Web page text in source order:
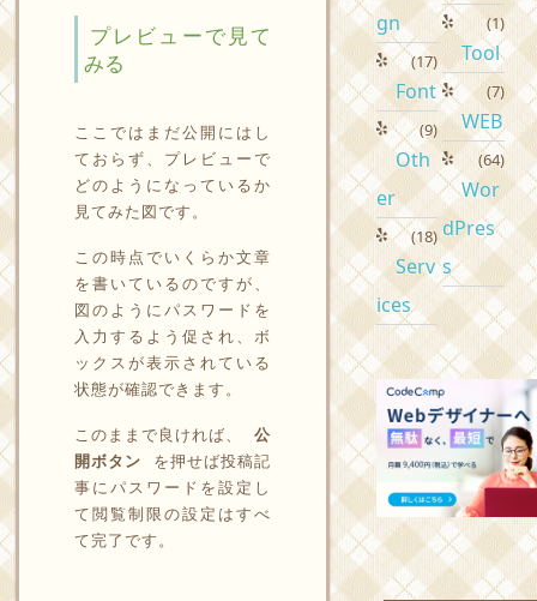
プレビューで見て
みる
ここではまだ公開にはし
ておらず、プレビューで
どのようになっているか
見てみた図です。
この時点でいくらか文章
を書いているのですが、
図のようにパスワードを
入力するよう促され、ボ
ックスが表示されている
状態が確認できます。
このままで良ければ、
公
開ボタン
を押せば投稿記
事にパスワードを設定し
て閲覧制限の設定はすべ
て完了です。
gn
Font
(17)
Oth
er
(9)
Serv
ices
(18)
Tool
(1)
WEB
(7)
Wor
dPres
s
(64)